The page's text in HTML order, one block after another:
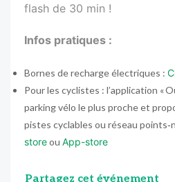
flash de 30 min !
Infos pratiques :
Bornes de recharge électriques :
Pour les cyclistes : l’application «
parking vélo le plus proche et
pistes cyclables ou réseau
storeou App-store
Partagez cet événement